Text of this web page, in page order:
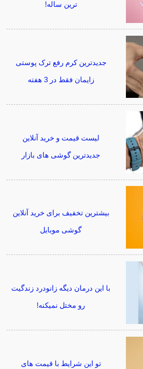
ترین ساله!
جدیدترین کرم رفع ترک پوستی
زایمان فقط در 3 هفته
لیست قیمت و خرید آنلاین
جدیدترین گوشی های بازار
بیشترین تخفیف برای خرید آنلاین
گوشی موبایل
با این درمان دیگه زانودرد زندگیت
رو مختل نمیکنه!
تو این شرایط با قیمت های